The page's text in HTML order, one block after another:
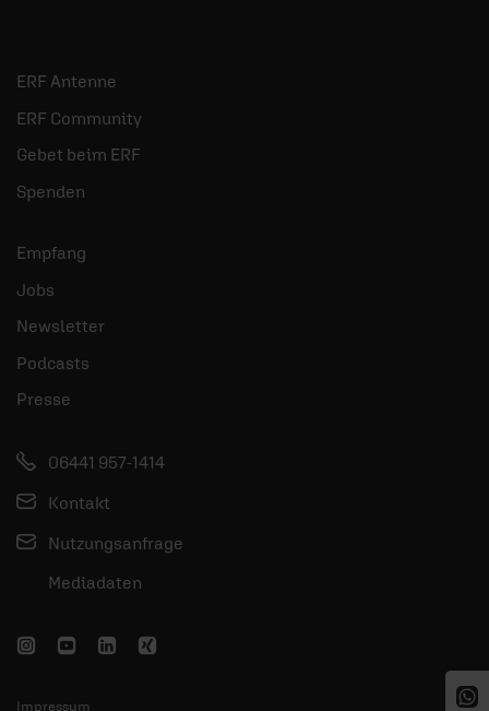
ERF Antenne
ERF Community
Gebet beim ERF
Spenden
Empfang
Jobs
Newsletter
Podcasts
Presse
06441 957-1414
Kontakt
Nutzungsanfrage
Mediadaten
Impressum